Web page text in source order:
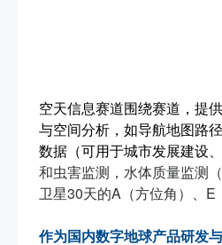
空天信息赛道围绕赛道，提
与空间分析，如导航地图路
数据（可用于城市发展建设
和虫害监测，水体质量监测
卫星30天的A（方位角）、
作为国内数字地球产品研发